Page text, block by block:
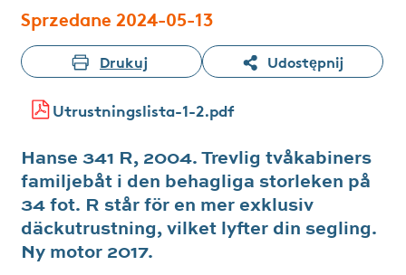
Sprzedane 2024-05-13
Drukuj Udostępnij
Utrustningslista-1-2.pdf
Hanse 341 R, 2004. Trevlig tvåkabiners
familjebåt i den behagliga storleken på
34 fot. R står för en mer exklusiv
däckutrustning, vilket lyfter din segling.
Ny motor 2017.